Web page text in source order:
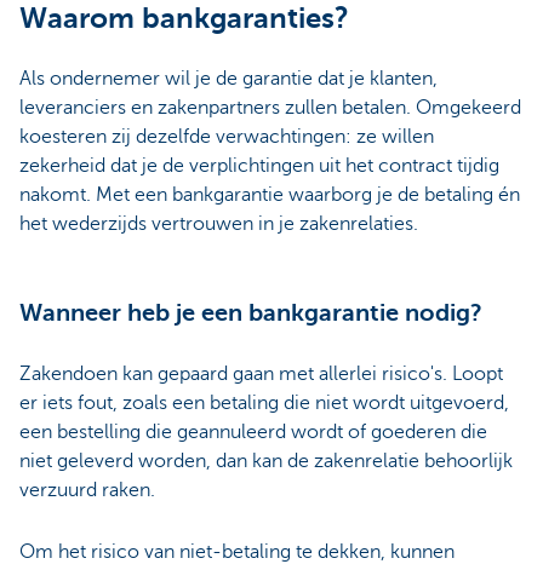
Waarom bankgaranties?
Als ondernemer wil je de garantie dat je klanten,
leveranciers en zakenpartners zullen betalen. Omgekeerd
koesteren zij dezelfde verwachtingen: ze willen
zekerheid dat je de verplichtingen uit het contract tijdig
nakomt. Met een bankgarantie waarborg je de betaling én
het wederzijds vertrouwen in je zakenrelaties.
Wanneer heb je een bankgarantie nodig?
Zakendoen kan gepaard gaan met allerlei risico's. Loopt
er iets fout, zoals een betaling die niet wordt uitgevoerd,
een bestelling die geannuleerd wordt of goederen die
niet geleverd worden, dan kan de zakenrelatie behoorlijk
verzuurd raken.
Om het risico van niet-betaling te dekken, kunnen